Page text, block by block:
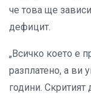
че това ще
дефицит.
„Всичко което е
разплатено, а ви
години.